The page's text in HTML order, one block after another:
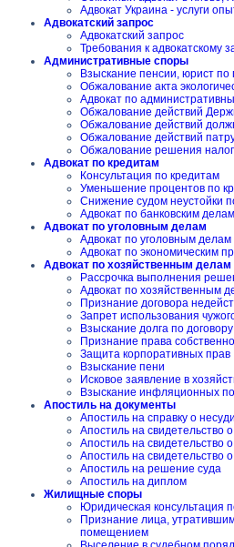
Адвокат Украина - услуги
Адвокатский запрос
Адвокатский запрос
Требования к адвокатскому
Административные споры
Взыскание пенсии, юрист
Обжалование акта
Адвокат по
Обжалование действий
Обжалование действий
Обжалование действий
Обжалование решения
Адвокат по кредитам
Консультация по кредитам
Уменьшение процентов по
Снижение судом неустойки
Адвокат по банковским делам
Адвокат по уголовным делам
Адвокат по уголовным делам
Адвокат по экономическим
Адвокат по хозяйственным делам
Рассрочка выполнения
Адвокат по хозяйственным
Признание договора
Запрет использования
Взыскание долга по договору
Признание права
Защита корпоративных прав
Взыскание пени
Исковое заявление в
Взыскание инфляционных
Апостиль на документы
Апостиль на справку о
Апостиль на свидетельство
Апостиль на свидетельство
Апостиль на свидетельство
Апостиль на решение суда
Апостиль на диплом
Жилищные споры
Юридическая
Признание лица,
помещением